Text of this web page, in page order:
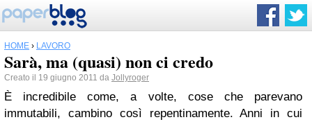
HOME › LAVORO
Sarà, ma (quasi) non ci credo
Creato il 19 giugno 2011 da Jollyroger
È incredibile come, a volte, cose che parevano
immutabili, cambino così repentinamente. Anni in cui